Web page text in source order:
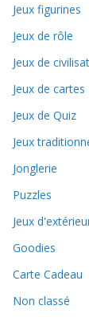
Jeux figurines
Jeux de rôle
Jeux de
Jeux de cartes
Jeux de Quiz
Jeux
Jonglerie
Puzzles
Jeux
Goodies
Carte Cadeau
Non classé